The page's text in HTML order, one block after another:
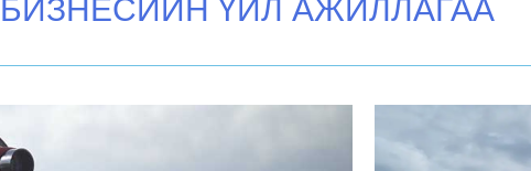
БИЗНЕСИЙН ҮЙЛ АЖИЛЛАГАА